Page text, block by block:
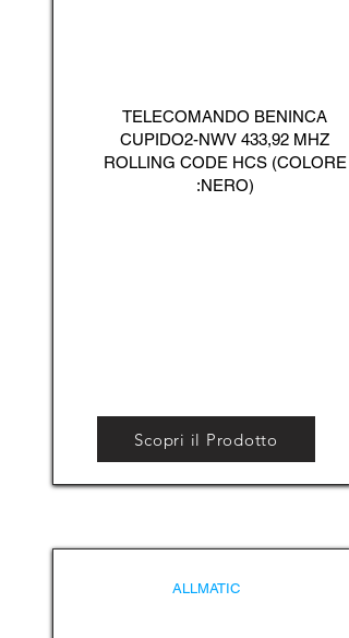
TELECOMANDO BENINCA
CUPIDO2-NWV 433,92 MHZ
ROLLING CODE HCS (COLORE
:NERO)
Scopri il Prodotto
ALLMATIC